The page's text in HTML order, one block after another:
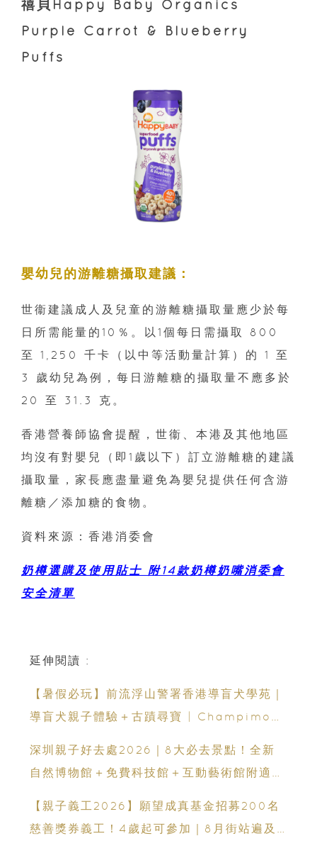
禧貝Happy Baby Organics
Purple Carrot & Blueberry
Puffs
嬰幼兒的游離糖攝取建議：
世衞建議成人及兒童的游離糖攝取量應少於每
日所需能量的10％。以1個每日需攝取 800
至 1,250 千卡（以中等活動量計算）的 1 至
3 歲幼兒為例，每日游離糖的攝取量不應多於
20 至 31.3 克。
香港營養師協會提醒，世衞、本港及其他地區
均沒有對嬰兒（即1歲以下）訂立游離糖的建議
攝取量，家長應盡量避免為嬰兒提供任何含游
離糖／添加糖的食物。
資料來源：香港消委會
奶樽選購及使用貼士 附14款奶樽奶嘴消委會
安全清單
延伸閱讀 :
【暑假必玩】前流浮山警署香港導盲犬學苑｜
導盲犬親子體驗＋古蹟尋寶 | Champimom
深圳親子好去處2026｜8大必去景點！全新
自然博物館＋免費科技館＋互動藝術館附適合
【親子義工2026】願望成真基金招募200名
慈善獎券義工！4歲起可參加｜8月街站遍及